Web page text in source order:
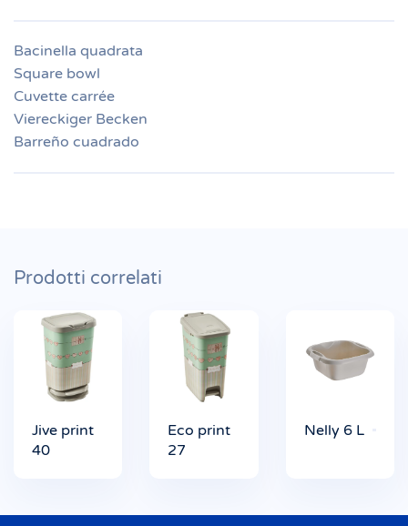
Bacinella quadrata
Square bowl
Cuvette carrée
Viereckiger Becken
Barreño cuadrado
Prodotti correlati
Jive print
40
Eco print
27
Nelly 6 L